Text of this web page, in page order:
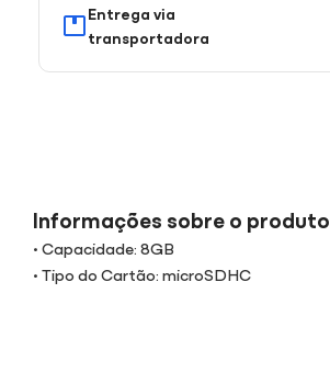
Entrega via
transportadora
Informações sobre o produto
• Capacidade: 8GB
• Tipo do Cartão: microSDHC